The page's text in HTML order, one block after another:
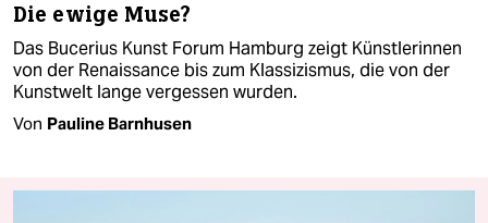
Die ewige Muse?
Das Bucerius Kunst Forum Hamburg zeigt Künstlerinnen
von der Renaissance bis zum Klassizismus, die von der
Kunstwelt lange vergessen wurden.
Von Pauline Barnhusen